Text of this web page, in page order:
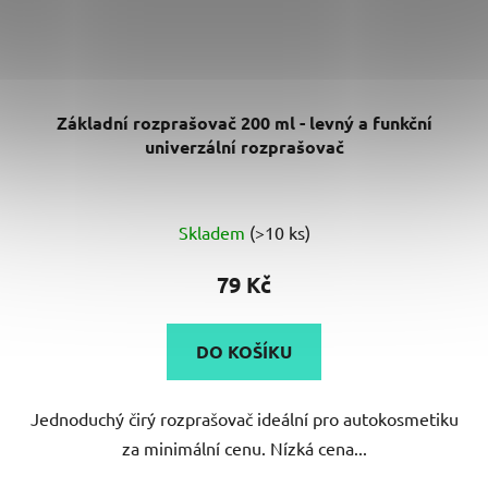
Základní rozprašovač 200 ml - levný a funkční
univerzální rozprašovač
Skladem (>10 ks)
79 Kč
DO KOŠÍKU
Jednoduchý čirý rozprašovač ideální pro autokosmetiku
za minimální cenu. Nízká cena...